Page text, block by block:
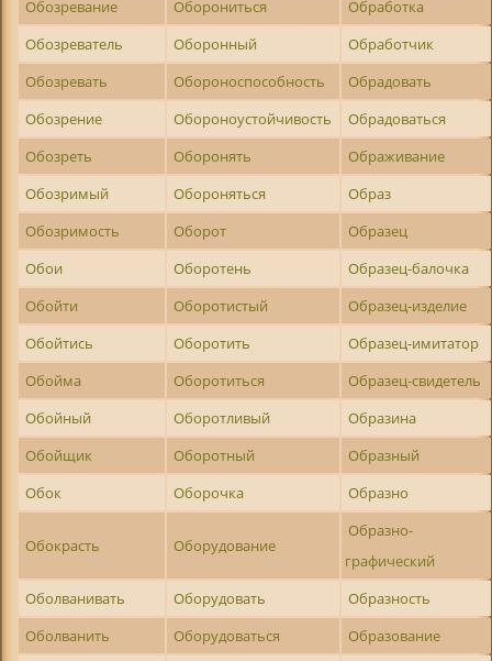
Обозревание
Оборониться
Обработка
Обозреватель
Оборонный
Обработчик
Обозревать
Обороноспособность
Обрадовать
Обозрение
Обороноустойчивость
Обрадоваться
Обозреть
Оборонять
Ображивание
Обозримый
Обороняться
Образ
Обозримость
Оборот
Образец
Обои
Оборотень
Образец-балочка
Обойти
Оборотистый
Образец-изделие
Обойтись
Оборотить
Образец-имитатор
Обойма
Оборотиться
Образец-свидетель
Обойный
Оборотливый
Образина
Обойщик
Оборотный
Образный
Обок
Оборочка Образно
Обокрасть Оборудование
Образно-
графический
Оболванивать
Оборудовать
Образность
Оболванить
Оборудоваться
Образование